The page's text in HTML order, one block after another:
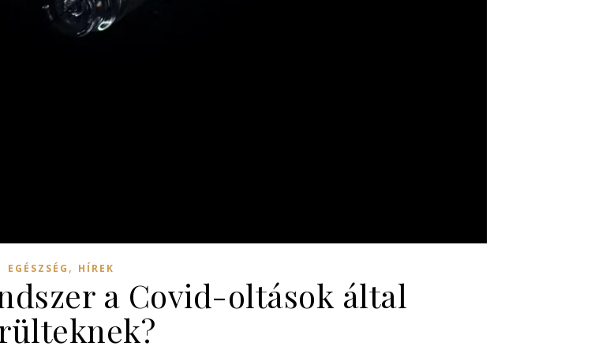
EGÉSZSÉG , HÍREK
a Covid-oltások által